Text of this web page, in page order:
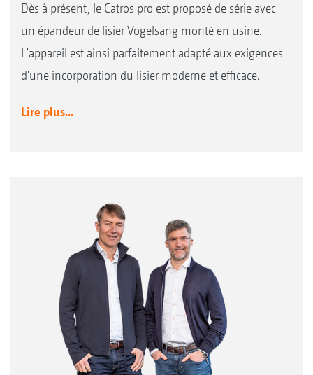
Dès à présent, le Catros pro est proposé de série avec
un épandeur de lisier Vogelsang monté en usine.
L'appareil est ainsi parfaitement adapté aux exigences
d'une incorporation du lisier moderne et efficace.
Lire plus...